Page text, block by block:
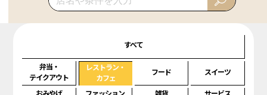
すべて
弁当・
テイクアウト
レストラン・
カフェ
フード スイーツ
おみやげ ファッション 雑貨
サービス